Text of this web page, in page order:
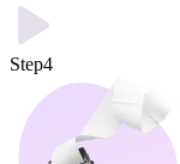
Step4